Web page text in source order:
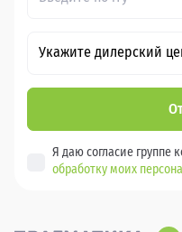
Укажите дилерский
Я даю согласие группе
обработку моих